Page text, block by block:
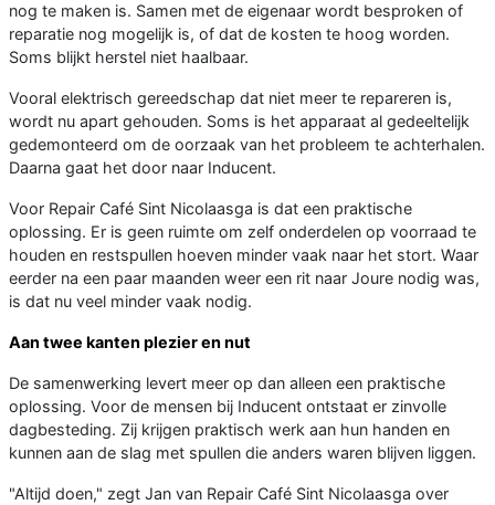
nog te maken is. Samen met de eigenaar wordt besproken of
reparatie nog mogelijk is, of dat de kosten te hoog worden.
Soms blijkt herstel niet haalbaar.
Vooral elektrisch gereedschap dat niet meer te repareren is,
wordt nu apart gehouden. Soms is het apparaat al gedeeltelijk
gedemonteerd om de oorzaak van het probleem te achterhalen.
Daarna gaat het door naar Inducent.
Voor Repair Café Sint Nicolaasga is dat een praktische
oplossing. Er is geen ruimte om zelf onderdelen op voorraad te
houden en restspullen hoeven minder vaak naar het stort. Waar
eerder na een paar maanden weer een rit naar Joure nodig was,
is dat nu veel minder vaak nodig.
Aan twee kanten plezier en nut
De samenwerking levert meer op dan alleen een praktische
oplossing. Voor de mensen bij Inducent ontstaat er zinvolle
dagbesteding. Zij krijgen praktisch werk aan hun handen en
kunnen aan de slag met spullen die anders waren blijven liggen.
"Altijd doen," zegt Jan van Repair Café Sint Nicolaasga over